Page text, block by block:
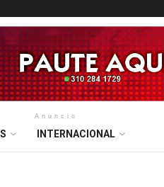
Anuncio
INTERNACIONAL